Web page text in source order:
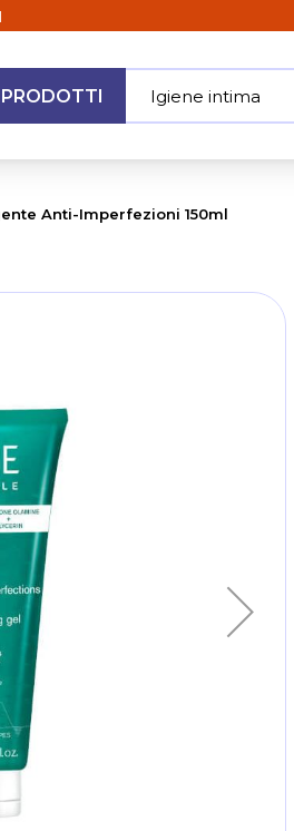
MENU
PRODOTTI Igiene intim|
Anti-Imperfezioni 150ml
to